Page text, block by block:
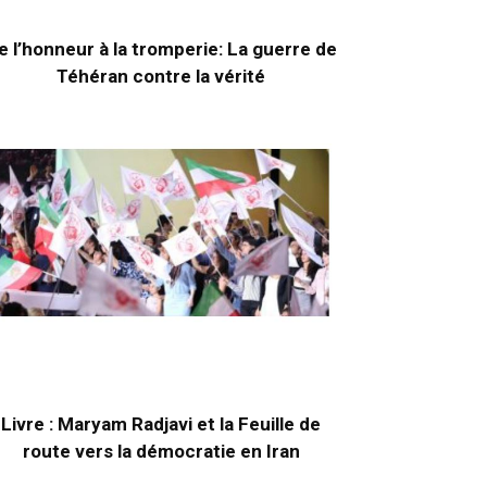
l’honneur à la tromperie: La guerre de
Téhéran contre la vérité
Livre : Maryam Radjavi et la Feuille de
route vers la démocratie en Iran